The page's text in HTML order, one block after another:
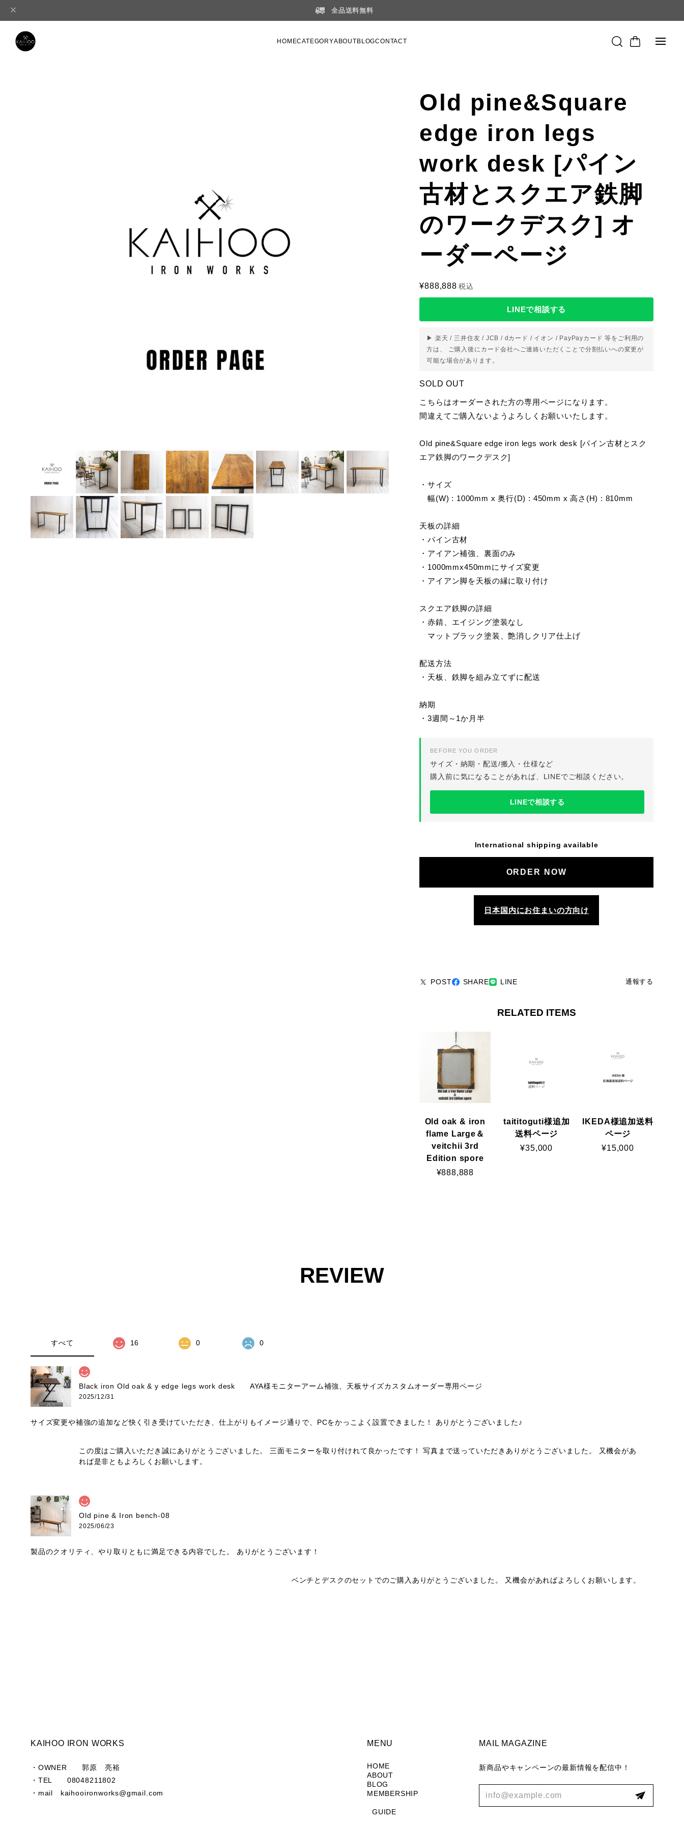
全品送料無料
HOMECATEGORYABOUTBLOGCONTACT
Old pine&Square
edge iron legs
work desk [パイン
古材とスクエア鉄脚
のワークデスク] オ
ーダーページ
¥888,888 税込
LINEで相談する
▶ 楽天 / 三井住友 / JCB / dカード / イオン / PayPayカード 等をご利用の
方は、 ご購入後にカード会社へご連絡いただくことで分割払いへの変更が
可能な場合があります。
SOLD OUT
こちらはオーダーされた方の専用ページになります。
間違えてご購入ないようよろしくお願いいたします。
Old pine&Square edge iron legs work desk [パイン古材とスク
エア鉄脚のワークデスク]
・サイズ
幅(W) : 1000mm x 奥行(D) : 450mm x 高さ(H) : 810mm
天板の詳細
・パイン古材
・アイアン補強、裏面のみ
・1000mmx450mmにサイズ変更
・アイアン脚を天板の縁に取り付け
スクエア鉄脚の詳細
・赤錆、エイジング塗装なし
マットブラック塗装、艶消しクリア仕上げ
配送方法
・天板、鉄脚を組み立てずに配送
納期
・3週間～1か月半
BEFORE YOU ORDER
サイズ・納期・配送/搬入・仕様など
購入前に気になることがあれば、LINEでご相談ください。
LINEで相談する
International shipping available
日本国内にお住まいの方向け
POST SHARE LINE 通報する
RELATED ITEMS
Old oak & iron
flame Large＆
veitchii 3rd
Edition spore
¥888,888
taititoguti様追加
送料ページ
¥35,000
IKEDA様追加送料
ページ
¥15,000
REVIEW
すべて 16 0 0
Black iron Old oak & y edge legs work desk AYA様モニターアーム補強、天板サイズカスタムオーダー専用ページ
2025/12/31
サイズ変更や補強の追加など快く引き受けていただき、仕上がりもイメージ通りで、PCをかっこよく設置できました！ ありがとうございました♪
この度はご購入いただき誠にありがとうございました。 三面モニターを取り付けれて良かったです！ 写真まで送っていただきありがとうございました。 又機会があ
れば是非ともよろしくお願いします。
Old pine & Iron bench-08
2025/06/23
製品のクオリティ、やり取りともに満足できる内容でした。 ありがとうございます！
ベンチとデスクのセットでのご購入ありがとうございました。 又機会があればよろしくお願いします。
2025/05/16
わざわざ沖縄までの発送手続きから細かい発送スケジュール調整までして頂いて非常に丁寧な印象を受けました。実際に商品が届いた時には想像以上にデザインがよく一気に部屋がお
しゃれになりました。天板、木材、鉄脚ともにあえて荒さを残されている感じが無骨でアンティーク調としてもかなり味わい深く本物感がすごいです。やはりyレッグにして良かった！
かなりおしゃれで男らしさがあります！！どんな空間も支配出来そうな存在感がある机なので今後もガシガシ使っていきたいです！
KAIHOO IRON WORKS
・OWNER 郭原 亮裕
・TEL 08048211802
・mail kaihooironworks@gmail.com
MENU
HOME
ABOUT
BLOG
MEMBERSHIP
GUIDE
MAIL MAGAZINE
新商品やキャンペーンの最新情報を配信中！